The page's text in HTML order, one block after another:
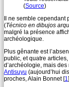
(Source)
Il ne semble cependant
(Técnico en dibujos
malgré la présence
archéologique.
Plus gênante est
public, et quatre
d’archéologie, mais
Antisuyu (aujourd’hui
proches, Alain Bonnet[1 ]